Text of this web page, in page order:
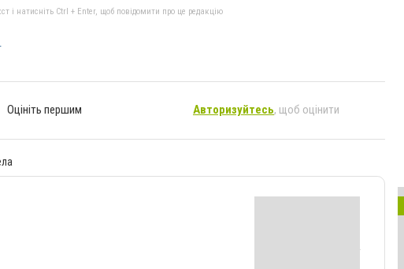
і натисніть Ctrl + Enter, щоб повідомити про це редакцію
Оцініть першим Авторизуйтесь, щоб оцінити